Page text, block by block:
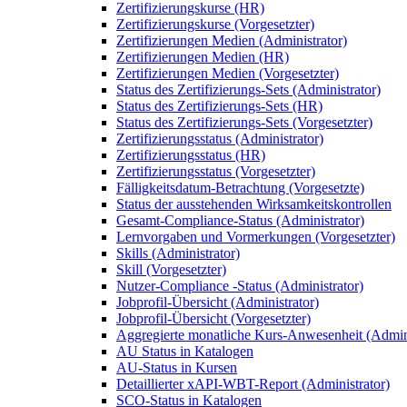
Zertifizierungskurse (HR)
Zertifizierungskurse (Vorgesetzter)
Zertifizierungen Medien (Administrator)
Zertifizierungen Medien (HR)
Zertifizierungen Medien (Vorgesetzter)
Status des Zertifizierungs-Sets (Administrator)
Status des Zertifizierungs-Sets (HR)
Status des Zertifizierungs-Sets (Vorgesetzter)
Zertifizierungsstatus (Administrator)
Zertifizierungsstatus (HR)
Zertifizierungsstatus (Vorgesetzter)
Fälligkeitsdatum-Betrachtung (Vorgesetzte)
Status der ausstehenden Wirksamkeitskontrollen
Gesamt-Compliance-Status (Administrator)
Lernvorgaben und Vormerkungen (Vorgesetzter)
Skills (Administrator)
Skill (Vorgesetzter)
Nutzer-Compliance -Status (Administrator)
Jobprofil-Übersicht (Administrator)
Jobprofil-Übersicht (Vorgesetzter)
Aggregierte monatliche Kurs-Anwesenheit
AU Status in Katalogen
AU-Status in Kursen
Detaillierter xAPI-WBT-Report (Administrator)
SCO-Status in Katalogen